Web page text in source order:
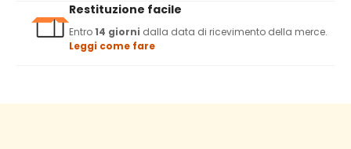
Restituzione facile
Entro14 giorni dalla data di ricevimento della merce.
Leggi come fare